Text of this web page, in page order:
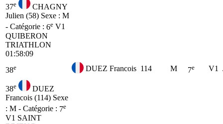
37e
CHAGNY
Julien (58) Sexe : M
- Catégorie : 6e V1
QUIBERON
TRIATHLON
01:58:09
38e DUEZ Francois 114 M 7e V1
38e
DUEZ
Francois (114) Sexe
: M - Catégorie : 7e
V1 SAINT